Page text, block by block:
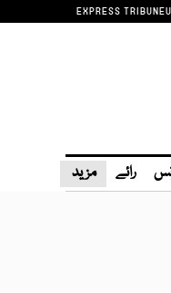
EXPRESS TRIBUNE
رائے مزید